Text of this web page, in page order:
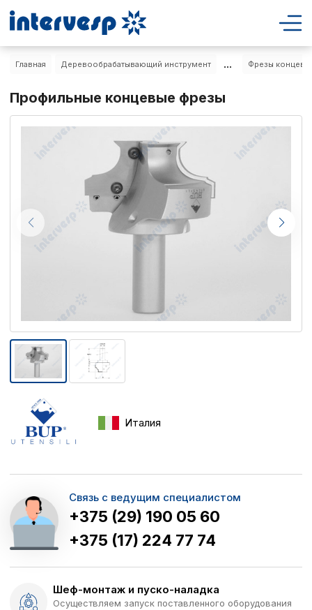
Главная Деревообрабатывающий инструмент ... Фрезы
Профильные концевые фрезы
Италия
Связь с ведущим специалистом
+375 (29) 190 05 60
+375 (17) 224 77 74
Шеф-монтаж и пуско-наладка
Осуществляем запуск поставленного оборудования